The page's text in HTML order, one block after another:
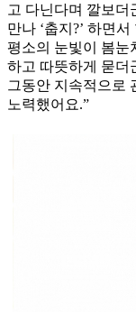
고 다닌다며 깔보더
만나 ‘춥지?’ 하면
평소의 눈빛이 봄눈
하고 따뜻하게 묻더
그동안 지속적으로
노력했어요.”